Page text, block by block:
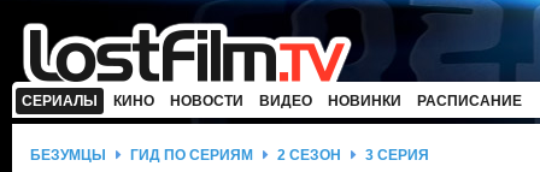
СЕРИАЛЫ КИНО НОВОСТИ ВИДЕО НОВИНКИ РАСПИСАНИЕ
БЕЗУМЦЫ ГИД ПО СЕРИЯМ 2 СЕЗОН 3 СЕРИЯ